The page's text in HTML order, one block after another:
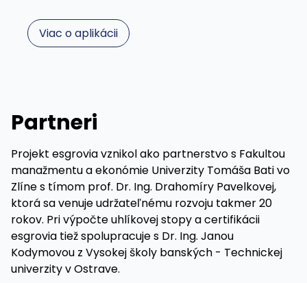
Viac o aplikácii
Partneri
Projekt esgrovia vznikol ako partnerstvo s Fakultou
manažmentu a ekonómie Univerzity Tomáša Bati vo
Zlíne s tímom prof. Dr. Ing. Drahomíry Pavelkovej,
ktorá sa venuje udržateľnému rozvoju takmer 20
rokov. Pri výpočte uhlíkovej stopy a certifikácii
esgrovia tiež spolupracuje s Dr. Ing. Janou
Kodymovou z Vysokej školy banských - Technickej
univerzity v Ostrave.